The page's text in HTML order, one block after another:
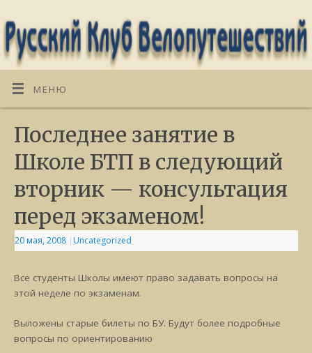
МЕНЮ
Последнее занятие в
Школе БТП в следующий
вторник — консультация
перед экзаменом!
20 мая, 2008 | Uncategorized
Все студенты Школы имеют право задавать вопросы на
этой неделе по экзаменам.
Выложены старые билеты по БУ. Будут более подробные
вопросы по ориентированию